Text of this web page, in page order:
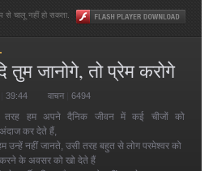
चालू नहीं हो सकता.